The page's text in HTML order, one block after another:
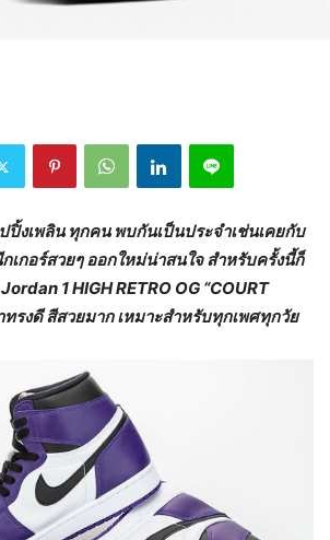
ปิ้งเพลิน ทุกคน พบกันเป็นประจำเช่นเคยกับ
เกอร์สวยๆ ออกใหม่น่าสนใจ สำหรับครั้งนี้ก็
1 HIGH RETRO OG “COURT
ทรงดี สีสวยมาก เหมาะสำหรับทุกเพศทุกวัย